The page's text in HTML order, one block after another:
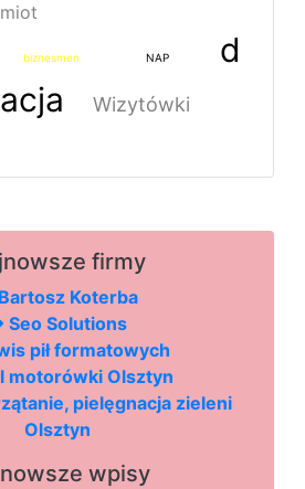
biznesmen NAP
d
Wizytówki
firmy
Bartosz Koterba
Seo Solutions
pił formatowych
motorówki Olsztyn
pielęgnacja zieleni
Olsztyn
wpisy